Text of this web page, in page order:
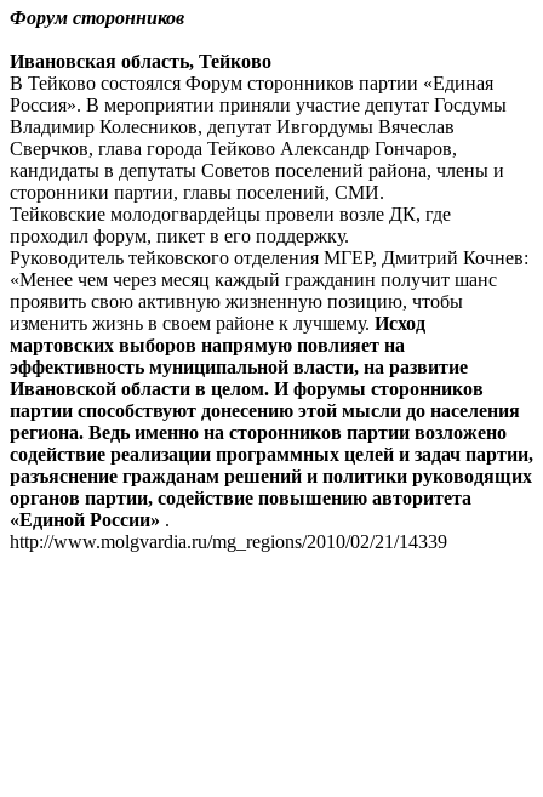
Форум сторонников
Ивановская область, Тейково
В Тейково состоялся Форум сторонников партии «Единая
Россия». В мероприятии приняли участие депутат Госдумы
Владимир Колесников, депутат Ивгордумы Вячеслав
Сверчков, глава города Тейково Александр Гончаров,
кандидаты в депутаты Советов поселений района, члены и
сторонники партии, главы поселений, СМИ.
Тейковские молодогвардейцы провели возле ДК, где
проходил форум, пикет в его поддержку.
Руководитель тейковского отделения МГЕР, Дмитрий Кочнев:
«Менее чем через месяц каждый гражданин получит шанс
проявить свою активную жизненную позицию, чтобы
изменить жизнь в своем районе к лучшему. Исход
мартовских выборов напрямую повлияет на
эффективность муниципальной власти, на развитие
Ивановской области в целом. И форумы сторонников
партии способствуют донесению этой мысли до населения
региона. Ведь именно на сторонников партии возложено
содействие реализации программных целей и задач партии,
разъяснение гражданам решений и политики руководящих
органов партии, содействие повышению авторитета
«Единой России» .
http://www.molgvardia.ru/mg_regions/2010/02/21/14339